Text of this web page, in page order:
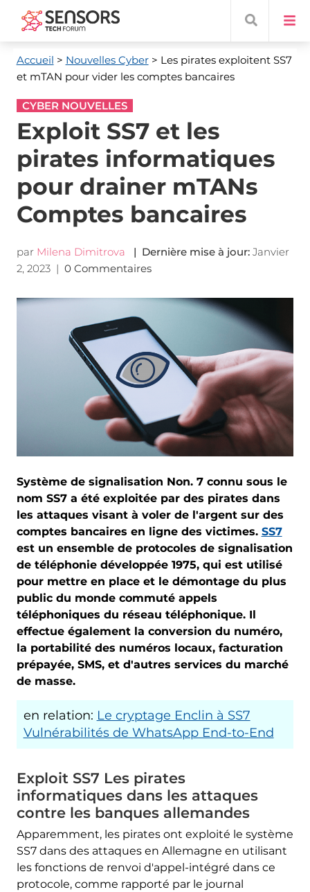
Accueil > Nouvelles Cyber> Les pirates exploitent SS7
et mTAN pour vider les comptes bancaires
CYBER NOUVELLES
Exploit SS7 et les
pirates informatiques
pour drainer mTANs
Comptes bancaires
par Milena Dimitrova | Dernière mise à jour: Janvier
2, 2023| 0 Commentaires
Système de signalisation Non. 7 connu sous le
nom SS7 a été exploitée par des pirates dans
les attaques visant à voler de l'argent sur des
comptes bancaires en ligne des victimes. SS7
est un ensemble de protocoles de signalisation
de téléphonie développée 1975, qui est utilisé
pour mettre en place et le démontage du plus
public du monde commuté appels
téléphoniques du réseau téléphonique. Il
effectue également la conversion du numéro,
la portabilité des numéros locaux, facturation
prépayée, SMS, et d'autres services du marché
de masse.
en relation: Le cryptage Enclin à SS7
Vulnérabilités de WhatsApp End-to-End
Exploit SS7 Les pirates
informatiques dans les attaques
contre les banques allemandes
Apparemment, les pirates ont exploité le système
SS7 dans des attaques en Allemagne en utilisant
les fonctions de renvoi d'appel-intégré dans ce
protocole, comme rapporté par le journal